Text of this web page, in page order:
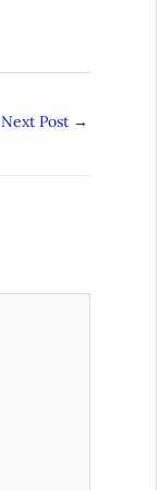
Next Post →